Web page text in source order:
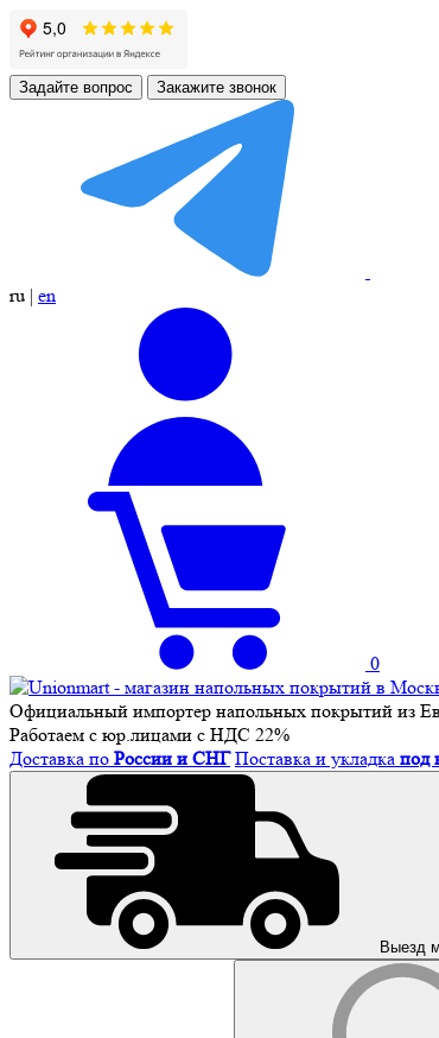
Задайте вопрос Закажите звонок
ru | en
0
Официальный импортер напольных покрытий из
Работаем с юр.лицами с НДС 22%
Доставка по России и СНГ Поставка и укладка под
Выезд